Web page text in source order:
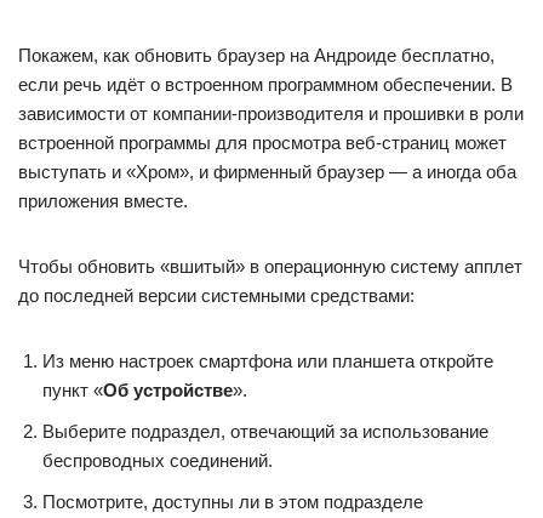
Покажем, как обновить браузер на Андроиде бесплатно,
если речь идёт о встроенном программном обеспечении. В
зависимости от компании-производителя и прошивки в роли
встроенной программы для просмотра веб-страниц может
выступать и «Хром», и фирменный браузер — а иногда оба
приложения вместе.
Чтобы обновить «вшитый» в операционную систему апплет
до последней версии системными средствами:
Из меню настроек смартфона или планшета откройте
пункт «Об устройстве».
Выберите подраздел, отвечающий за использование
беспроводных соединений.
Посмотрите, доступны ли в этом подразделе